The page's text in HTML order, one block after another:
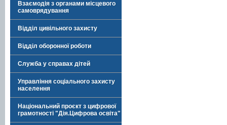
Взаємодія з органами місцевого
самоврядування
Відділ цивільного захисту
Відділ оборонної роботи
Служба у справах дітей
Управління соціального захисту
населення
Національний проєкт з цифрової
грамотності "Дія.Цифрова освіта"